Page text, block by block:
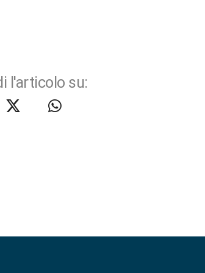
l'articolo su: